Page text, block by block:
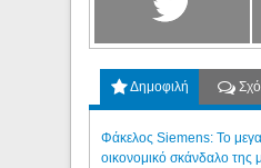
Δημοφιλή
Φάκελος Siemens: Το
οικονομικό σκάνδαλο της